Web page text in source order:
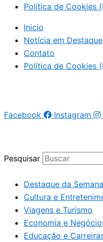
Política de Cookies
Inicio
Notícia em Destaque
Contato
Política de Cookies
Facebook Instagram
Pesquisar
Destaque da Semana
Cultura e
Viagens e Turismo
Economia e
Educação e